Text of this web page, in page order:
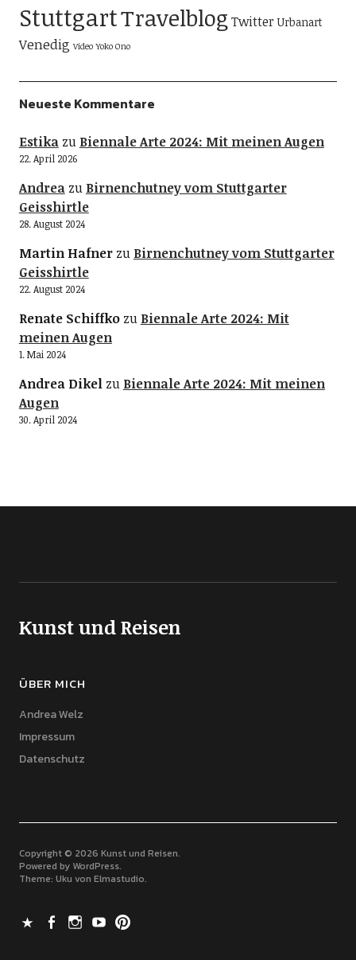
StuttgartTravelblog Twitter Urbanart
Venedig Video Yoko Ono
Neueste Kommentare
Estikazu Biennale Arte 2024: Mit meinen Augen
22. April 2026
Andreazu Birnenchutney vom Stuttgarter
Geisshirtle
28. August 2024
Martin Hafnerzu Birnenchutney vom Stuttgarter
Geisshirtle
22. August 2024
Renate Schiffkozu Biennale Arte 2024: Mit
meinen Augen
1. Mai 2024
Andrea Dikelzu Biennale Arte 2024: Mit meinen
Augen
30. April 2024
Kunst und Reisen
ÜBER MICH
Andrea Welz
Impressum
Datenschutz
Copyright © 2026 Kunst und Reisen
Powered by WordPress
Theme: Uku von Elmastudio